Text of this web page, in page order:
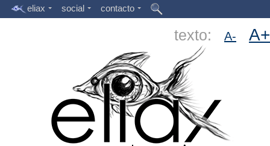
eliax social contacto
texto: A- A+